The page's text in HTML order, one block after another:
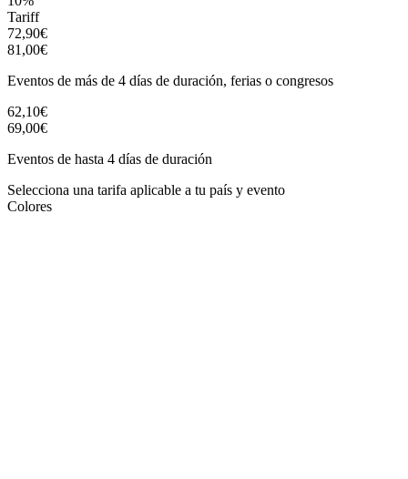
Tariff
72,90€
81,00€
Eventos de más de 4 días de duración, ferias o congresos
62,10€
69,00€
Eventos de hasta 4 días de duración
Selecciona una tarifa aplicable a tu país y evento
Colores